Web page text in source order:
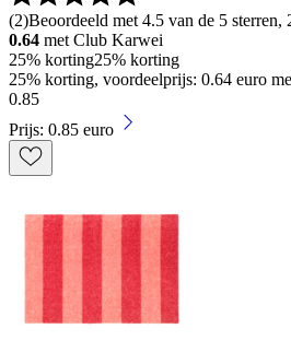
(2)Beoordeeld met 4.5 van de 5 sterren,
0.64 met Club Karwei
25% korting25% korting
25% korting, voordeelprijs: 0.64 euro
0.85
Prijs: 0.85 euro